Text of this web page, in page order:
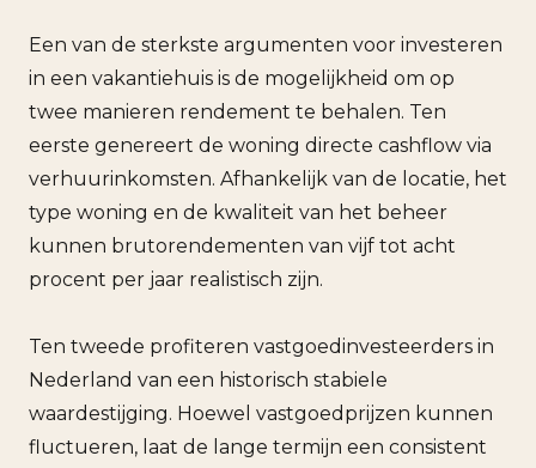
Een van de sterkste argumenten voor investeren
in een vakantiehuis is de mogelijkheid om op
twee manieren rendement te behalen. Ten
eerste genereert de woning directe cashflow via
verhuurinkomsten. Afhankelijk van de locatie, het
type woning en de kwaliteit van het beheer
kunnen brutorendementen van vijf tot acht
procent per jaar realistisch zijn.
Ten tweede profiteren vastgoedinvesteerders in
Nederland van een historisch stabiele
waardestijging. Hoewel vastgoedprijzen kunnen
fluctueren, laat de lange termijn een consistent